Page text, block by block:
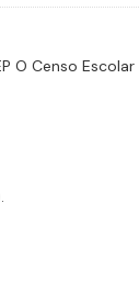
O Censo